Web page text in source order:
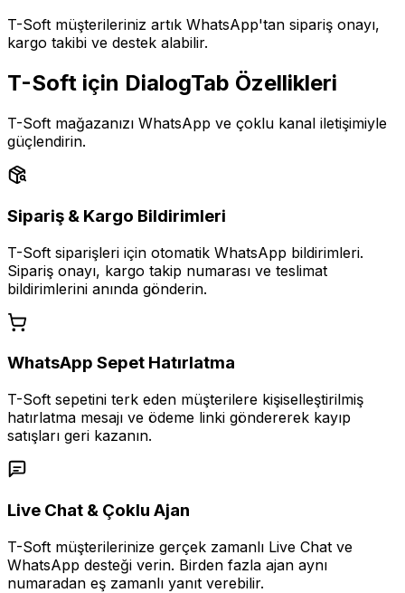
T-Soft müşterileriniz artık WhatsApp'tan sipariş onayı,
kargo takibi ve destek alabilir.
T-Soft için DialogTab Özellikleri
T-Soft mağazanızı WhatsApp ve çoklu kanal iletişimiyle
güçlendirin.
Sipariş & Kargo Bildirimleri
T-Soft siparişleri için otomatik WhatsApp bildirimleri.
Sipariş onayı, kargo takip numarası ve teslimat
bildirimlerini anında gönderin.
WhatsApp Sepet Hatırlatma
T-Soft sepetini terk eden müşterilere kişiselleştirilmiş
hatırlatma mesajı ve ödeme linki göndererek kayıp
satışları geri kazanın.
Live Chat & Çoklu Ajan
T-Soft müşterilerinize gerçek zamanlı Live Chat ve
WhatsApp desteği verin. Birden fazla ajan aynı
numaradan eş zamanlı yanıt verebilir.